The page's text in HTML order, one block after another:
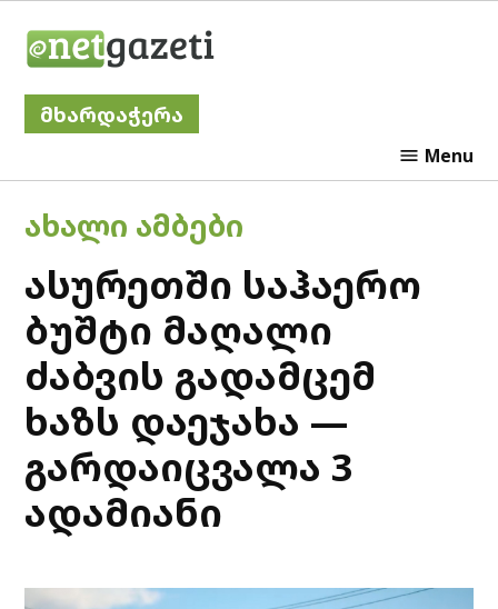
მხარდაჭერა
Menu
POSTED
IN
ᲐᲮᲐᲚᲘ ᲐᲛᲑᲔᲑᲘ
ასურეთში საჰაერო
ბუშტი მაღალი
ძაბვის გადამცემ
ხაზს დაეჯახა —
გარდაიცვალა 3
ადამიანი